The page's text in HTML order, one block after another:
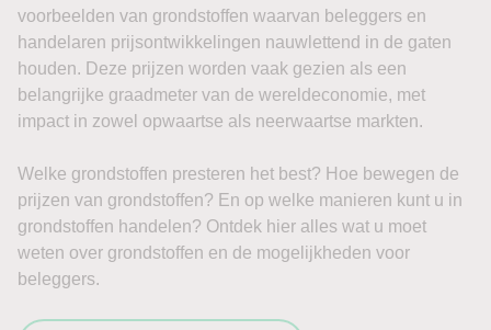
voorbeelden van grondstoffen waarvan beleggers en
handelaren prijsontwikkelingen nauwlettend in de gaten
houden. Deze prijzen worden vaak gezien als een
belangrijke graadmeter van de wereldeconomie, met
impact in zowel opwaartse als neerwaartse markten.
Welke grondstoffen presteren het best? Hoe bewegen de
prijzen van grondstoffen? En op welke manieren kunt u in
grondstoffen handelen? Ontdek hier alles wat u moet
weten over grondstoffen en de mogelijkheden voor
beleggers.